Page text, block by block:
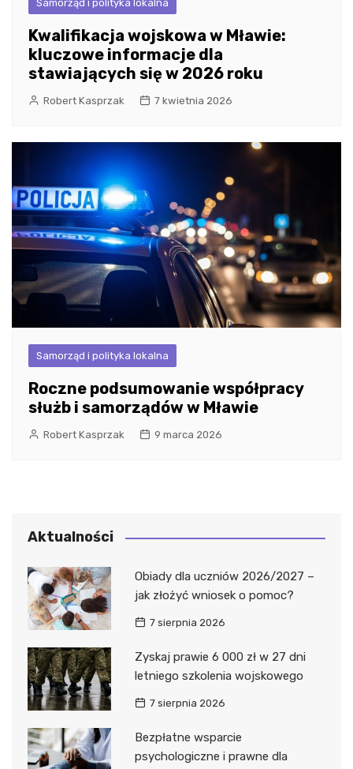
Samorząd i polityka lokalna
Kwalifikacja wojskowa w Mławie:
kluczowe informacje dla
stawiających się w 2026 roku
Robert Kasprzak 7 kwietnia 2026
Samorząd i polityka lokalna
Roczne podsumowanie współpracy
służb i samorządów w Mławie
Robert Kasprzak 9 marca 2026
Aktualności
Obiady dla uczniów 2026/2027 –
jak złożyć wniosek o pomoc?
7 sierpnia 2026
Zyskaj prawie 6 000 zł w 27 dni
letniego szkolenia wojskowego
7 sierpnia 2026
Bezpłatne wsparcie
psychologiczne i prawne dla